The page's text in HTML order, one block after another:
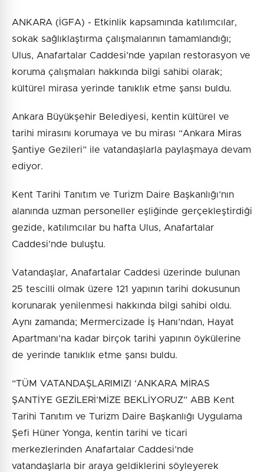
ANKARA (İGFA) - Etkinlik kapsamında katılımcılar,
sokak sağlıklaştırma çalışmalarının tamamlandığı;
Ulus, Anafartalar Caddesi’nde yapılan restorasyon ve
koruma çalışmaları hakkında bilgi sahibi olarak;
kültürel mirasa yerinde tanıklık etme şansı buldu.
Ankara Büyükşehir Belediyesi, kentin kültürel ve
tarihi mirasını korumaya ve bu mirası “Ankara Miras
Şantiye Gezileri” ile vatandaşlarla paylaşmaya devam
ediyor.
Kent Tarihi Tanıtım ve Turizm Daire Başkanlığı’nın
alanında uzman personeller eşliğinde gerçekleştirdiği
gezide, katılımcılar bu hafta Ulus, Anafartalar
Caddesi’nde buluştu.
Vatandaşlar, Anafartalar Caddesi üzerinde bulunan
25 tescilli olmak üzere 121 yapının tarihi dokusunun
korunarak yenilenmesi hakkında bilgi sahibi oldu.
Aynı zamanda; Mermercizade İş Hanı’ndan, Hayat
Apartmanı’na kadar birçok tarihi yapının öykülerine
de yerinde tanıklık etme şansı buldu.
“TÜM VATANDAŞLARIMIZI ‘ANKARA MİRAS
ŞANTİYE GEZİLERİ’MİZE BEKLİYORUZ” ABB Kent
Tarihi Tanıtım ve Turizm Daire Başkanlığı Uygulama
Şefi Hüner Yonga, kentin tarihi ve ticari
merkezlerinden Anafartalar Caddesi’nde
vatandaşlarla bir araya geldiklerini söyleyerek